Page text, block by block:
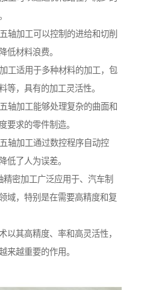
轴加工可以控制的进给和切削
低材料浪费。
工适用于多种材料的加工，包
等，具有的加工灵活性。
轴加工能够处理复杂的曲面和
要求的零件制造。
轴加工通过数控程序自动控
低了人为误差。
密加工广泛应用于、汽车制
域，特别是在需要高精度和复
以其高精度、率和高灵活性，
来越重要的作用。